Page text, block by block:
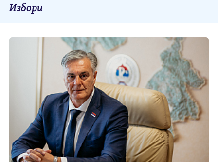
Избори